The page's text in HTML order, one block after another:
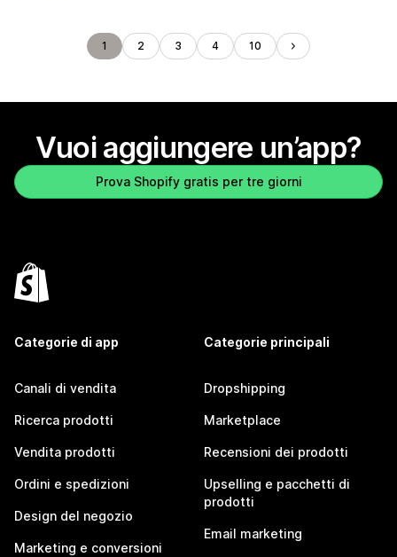
1 2 3 4 10
Vuoi aggiungere un’app?
Prova Shopify gratis per tre giorni
Categorie di app
Canali di vendita
Ricerca prodotti
Vendita prodotti
Ordini e spedizioni
Design del negozio
Marketing e conversioni
Categorie principali
Dropshipping
Marketplace
Recensioni dei prodotti
Upselling e pacchetti di
prodotti
Email marketing